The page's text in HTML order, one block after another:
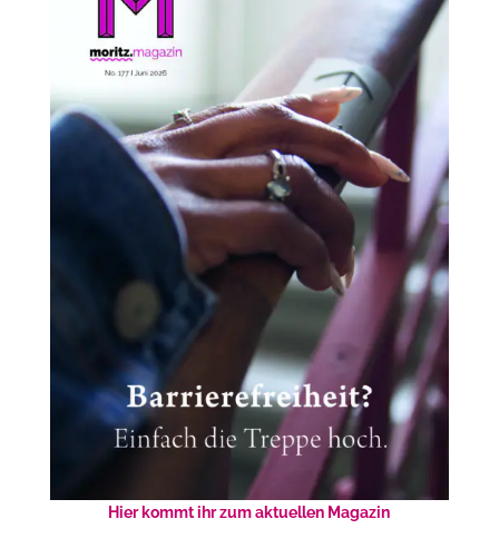
Hier kommt ihr zum aktuellen Magazin